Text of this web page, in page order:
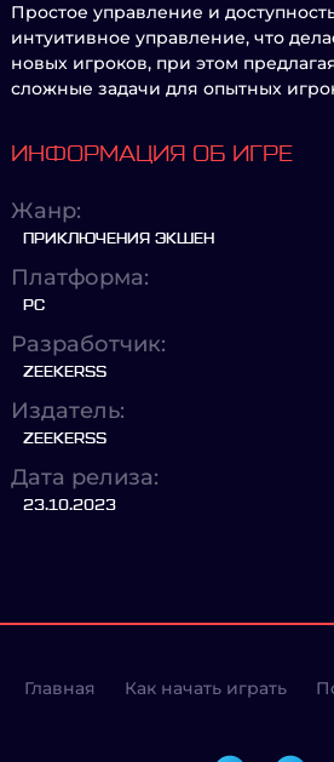
Простое управление и
интуитивное управление, что
новых игроков, при этом
сложные задачи для опытных
ИНФОРМАЦИЯ ОБ ИГРЕ
Жанр:
ПРИКЛЮЧЕНИЯ ЭКШЕН
Платформа:
PC
Разработчик:
ZEEKERSS
Издатель:
ZEEKERSS
Дата релиза:
23.10.2023
Главная Как начать играть